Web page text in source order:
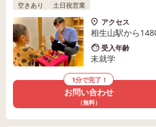
空きあり 土日祝営業
アクセス
相生山駅から
受入年齢
未就学
1分で完了！
お問い合わせ
（無料）